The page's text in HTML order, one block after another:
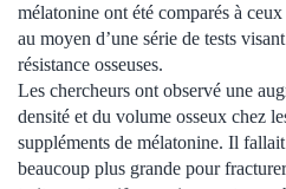
mélatonine ont été comparés à
au moyen d’une série de tests
résistance osseuses.
Les chercheurs ont observé une
densité et du volume osseux chez
suppléments de mélatonine. Il
beaucoup plus grande pour